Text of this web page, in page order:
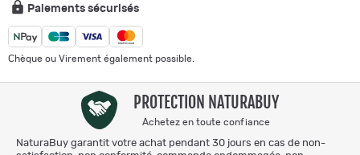
Paiements sécurisés
Chèque ou Virement également possible.
PROTECTION NATURABUY
Achetez en toute confiance
NaturaBuy garantit votre achat pendant 30 jours en cas de non-